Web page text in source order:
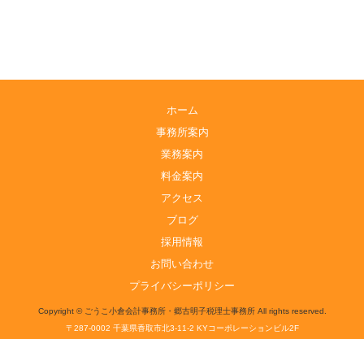
ホーム
事務所案内
業務案内
料金案内
アクセス
ブログ
採用情報
お問い合わせ
プライバシーポリシー
Copyright © ごうこ小倉会計事務所・郷古明子税理士事務所 All rights reserved.
〒287-0002 千葉県香取市北3-11-2 KYコーポレーションビル2F